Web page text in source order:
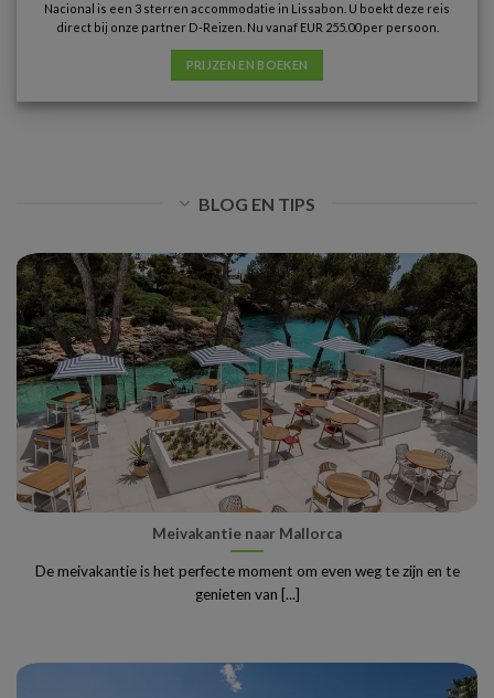
Nacional is een 3 sterren accommodatie in Lissabon. U boekt deze reis
direct bij onze partner D-Reizen. Nu vanaf EUR 255.00 per persoon.
PRIJZEN EN BOEKEN
BLOG EN TIPS
Meivakantie naar Mallorca
De meivakantie is het perfecte moment om even weg te zijn en te
genieten van [...]